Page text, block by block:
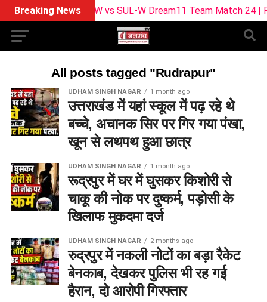
Breaking NewsBPH-W vs SUL-W Dream11 Team Match 24 |
All posts tagged "Rudrapur"
UDHAM SINGH NAGAR 1 month ago
उत्तराखंड में यहां स्कूल में पढ़ रहे थे
बच्चे, अचानक सिर पर गिर गया पंखा,
खून से लथपथ हुआ छात्र
UDHAM SINGH NAGAR 1 month ago
रूद्रपुर में घर में घुसकर किशोरी से
चाकू की नोक पर दुष्कर्म, पड़ोसी के
खिलाफ मुकदमा दर्ज
UDHAM SINGH NAGAR 2 months ago
रुद्रपुर में नकली नोटों का बड़ा रैकेट
बेनकाब, देखकर पुलिस भी रह गई
हैरान, दो आरोपी गिरफ्तार